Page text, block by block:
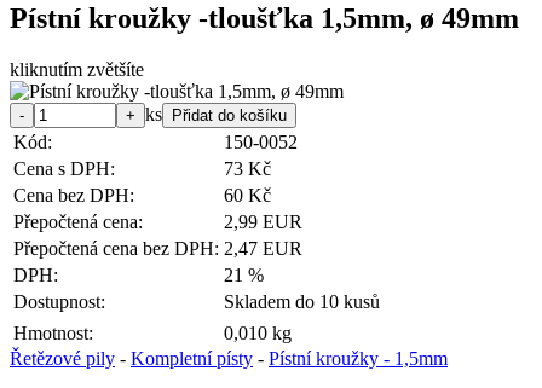
Pístní kroužky -tloušťka 1,5mm, ø 49mm
kliknutím zvětšíte
ks
Kód:
150-0052
Cena s DPH:
73 Kč
Cena bez DPH:
60 Kč
Přepočtená cena:
2,99 EUR
Přepočtená cena bez DPH: 2,47 EUR
DPH:
21 %
Dostupnost:
Skladem do 10 kusů
Hmotnost:
0,010 kg
Řetězové pily - Kompletní písty - Pístní kroužky - 1,5mm